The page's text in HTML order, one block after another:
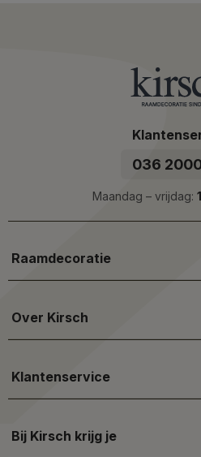
036
Maandag – vrijdag:
Raamdecoratie
Over Kirsch
Klantenservice
Bij Kirsch krijg je